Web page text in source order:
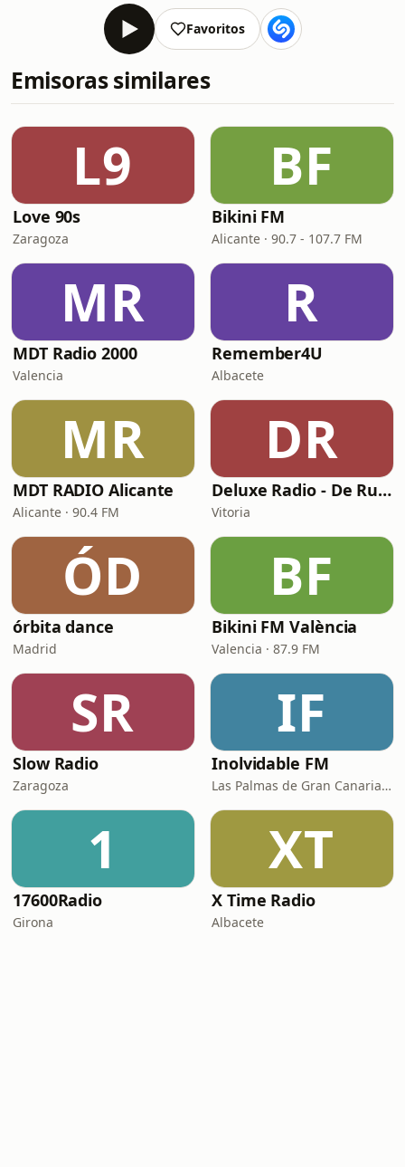
Favoritos
Emisoras similares
L9
Love 90s
Zaragoza
BF
Bikini FM
Alicante · 90.7 - 107.7 FM
MR
MDT Radio 2000
Valencia
R
Remember4U
Albacete
MR
MDT RADIO Alicante
Alicante · 90.4 FM
DR
Deluxe Radio - De Rumbas
Vitoria
ÓD
órbita dance
Madrid
BF
Bikini FM València
Valencia · 87.9 FM
SR
Slow Radio
Zaragoza
IF
Inolvidable FM
Las Palmas de Gran Canaria · 95.8 FM
1
17600Radio
Girona
XT
X Time Radio
Albacete